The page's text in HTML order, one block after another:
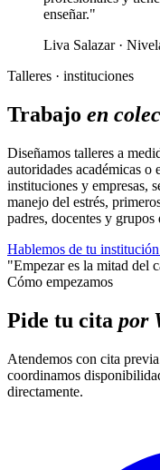
enseñar."
Liva Salazar ·
Talleres · instituciones
Trabajo en
Diseñamos talleres a
autoridades académicas o
instituciones y empresas,
manejo del estrés,
padres, docentes y
Hablemos de tu institución
"Empezar es la mitad del
Cómo empezamos
Pide tu cita por
Atendemos con cita
coordinamos
directamente.